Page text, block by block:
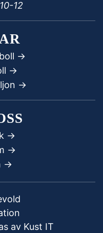
12
->
->
->
->
->
->
av Kust IT